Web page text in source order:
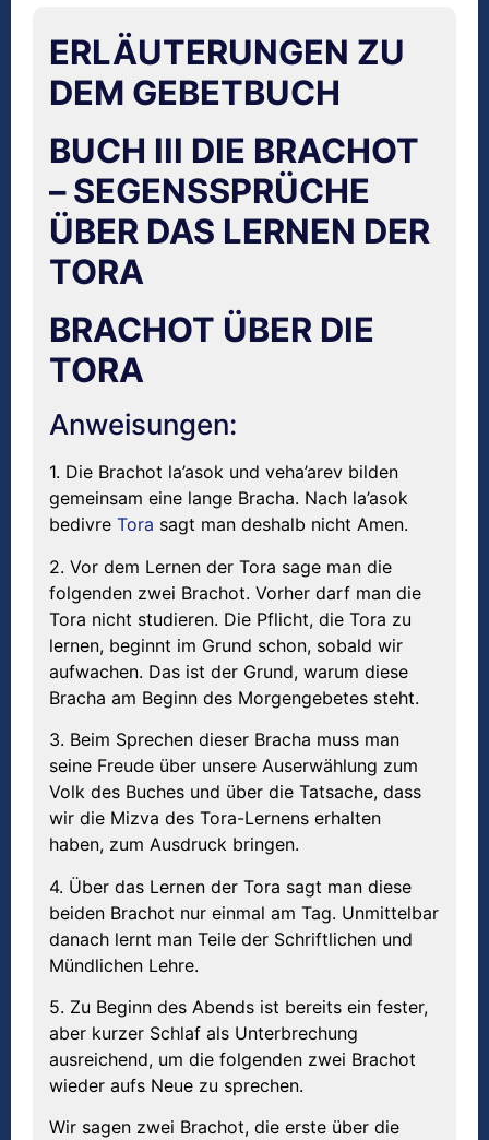
ERLÄUTERUNGEN ZU
DEM GEBETBUCH
BUCH III DIE BRACHOT
– SEGENSSPRÜCHE
ÜBER DAS LERNEN DER
TORA
BRACHOT ÜBER DIE
TORA
Anweisungen:
1. Die Brachot la’asok und veha’arev bilden
gemeinsam eine lange Bracha. Nach la’asok
bedivre Tora sagt man deshalb nicht Amen.
2. Vor dem Lernen der Tora sage man die
folgenden zwei Brachot. Vorher darf man die
Tora nicht studieren. Die Pflicht, die Tora zu
lernen, beginnt im Grund schon, sobald wir
aufwachen. Das ist der Grund, warum diese
Bracha am Beginn des Morgengebetes steht.
3. Beim Sprechen dieser Bracha muss man
seine Freude über unsere Auserwählung zum
Volk des Buches und über die Tatsache, dass
wir die Mizva des Tora-Lernens erhalten
haben, zum Ausdruck bringen.
4. Über das Lernen der Tora sagt man diese
beiden Brachot nur einmal am Tag. Unmittelbar
danach lernt man Teile der Schriftlichen und
Mündlichen Lehre.
5. Zu Beginn des Abends ist bereits ein fester,
aber kurzer Schlaf als Unterbrechung
ausreichend, um die folgenden zwei Brachot
wieder aufs Neue zu sprechen.
Wir sagen zwei Brachot, die erste über die